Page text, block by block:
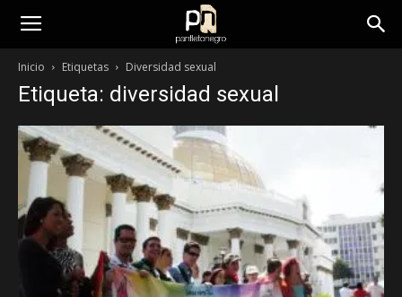
panfletonegro
Inicio Etiquetas Diversidad sexual
Etiqueta: diversidad sexual